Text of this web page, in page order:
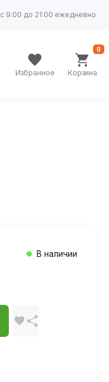
с 9:00 до 21:00 ежедневно
Избранное Корзина
0
В наличии